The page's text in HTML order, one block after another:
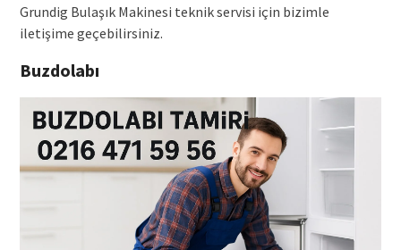
Grundig Bulaşık Makinesi teknik servisi için bizimle
iletişime geçebilirsiniz.
Buzdolabı